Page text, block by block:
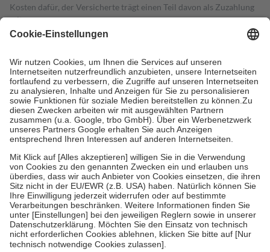
Kosten dafür, der Versicherte trägt einen Teil davon als Zuzahlung
mit.
Grundsätzlich leisten Mitglieder Zuzahlungen in Höhe von zehn
höchstens zehn Euro.
Es sind jedoch nie mehr als die tatsächlichen
Kosten der Leistung zu entrichten.
Diese Regeln gelten grundsätzlich auch für Online-Apotheken.
Bei Heilmitteln und häuslicher Krankenpflege beträgt die
Zuzahlung zehn Prozent der Kosten sowie zehn Euro je
Verordnung.
Um das Engagement der Versicherten für ihre eigene Gesundheit zu
stärken und die besondere Stellung der Familie zu unterstützen,
fallenkeine Zuzahlungenan bei:
• Kindern und Jugendlichen bis zum vollendeten 18. Lebensjahr
mit Ausnahme der Fahrkosten
• Untersuchungen zur Vorsorge und Früherkennung, die von der
GKV getragen werden
• empfohlenen Schutzimpfungen
• Harn- und Blutteststreifen